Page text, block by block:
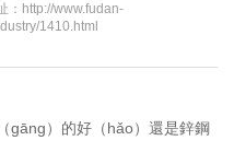
：http://www.fudan-
1410.html
gāng）的好（hǎo）還是鋅鋼